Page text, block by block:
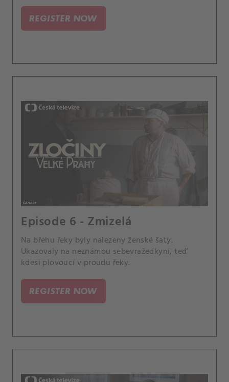
REGISTER NOW
Episode 6 - Zmizelá
Na břehu řeky byly nalezeny ženské šaty.
Ukazovaly na neznámou sebevražedkyni, teď
kdesi plovoucí v proudu řeky.
REGISTER NOW